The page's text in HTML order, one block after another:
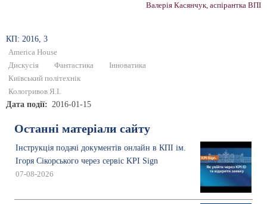
Валерія Касянчук, аспірантка ВПІ
КП: 2016, 3
America House
Дискусія
Фантастика
Інноватика
Київський політехнік
Кологривов Я.І.
Дата події 2016-01-15
Останні матеріали сайту
Інструкція подачі документів онлайн в КПІ ім.
Ігоря Сікорського через сервіс KPI Sign
07-08-2026